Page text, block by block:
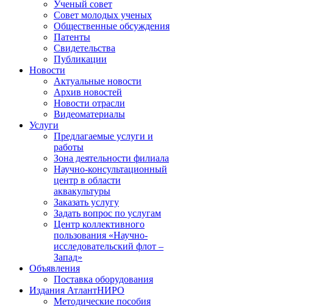
Ученый совет
Совет молодых ученых
Общественные обсуждения
Патенты
Свидетельства
Публикации
Новости
Актуальные новости
Архив новостей
Новости отрасли
Видеоматериалы
Услуги
Предлагаемые услуги и
работы
Зона деятельности филиала
Научно-консультационный
центр в области
аквакультуры
Заказать услугу
Задать вопрос по услугам
Центр коллективного
пользования «Научно-
исследовательский флот –
Запад»
Объявления
Поставка оборудования
Издания АтлантНИРО
Методические пособия